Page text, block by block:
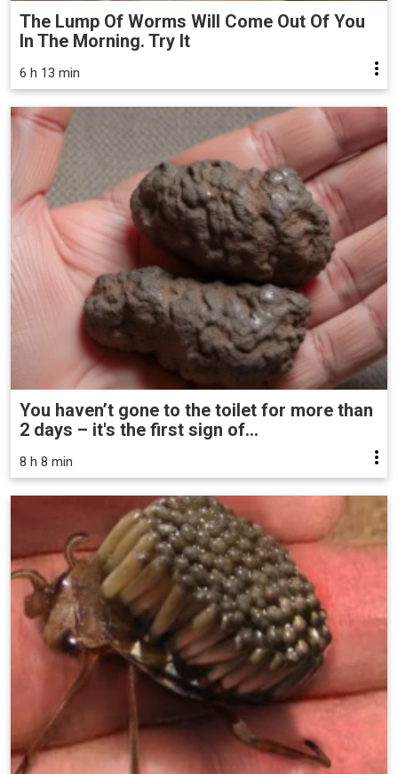
The Lump Of Worms Will Come Out Of You
In The Morning. Try It
6 h 13 min
You haven’t gone to the toilet for more than
2 days – it's the first sign of...
8 h 8 min